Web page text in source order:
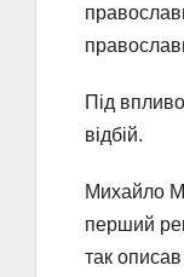
Під
відбій.
Михайло
перший
так